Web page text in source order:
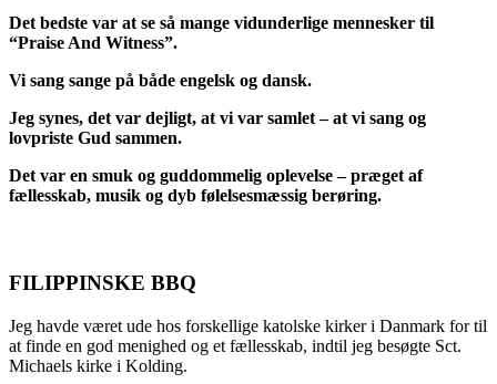
Det bedste var at se så mange vidunderlige mennesker til
“Praise And Witness”.
Vi sang sange på både engelsk og dansk.
Jeg synes, det var dejligt, at vi var samlet – at vi sang og
lovpriste Gud sammen.
Det var en smuk og guddommelig oplevelse – præget af
fællesskab, musik og dyb følelsesmæssig berøring.
FILIPPINSKE BBQ
Jeg havde været ude hos forskellige katolske kirker i Danmark for til
at finde en god menighed og et fællesskab, indtil jeg besøgte Sct.
Michaels kirke i Kolding.